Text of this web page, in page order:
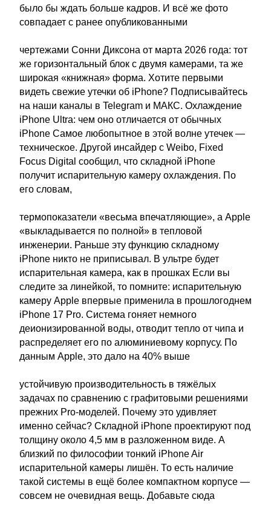
было бы ждать больше кадров. И всё же фото
совпадает с ранее опубликованными
чертежами Сонни Диксона от марта 2026 года: тот
же горизонтальный блок с двумя камерами, та же
широкая «книжная» форма. Хотите первыми
видеть свежие утечки об iPhone? Подписывайтесь
на наши каналы в Telegram и МАКС. Охлаждение
iPhone Ultra: чем оно отличается от обычных
iPhone Самое любопытное в этой волне утечек —
техническое. Другой инсайдер с Weibo, Fixed
Focus Digital сообщил, что складной iPhone
получит испарительную камеру охлаждения. По
его словам,
термопоказатели «весьма впечатляющие», а Apple
«выкладывается по полной» в тепловой
инженерии. Раньше эту функцию складному
iPhone никто не приписывал. В ультре будет
испарительная камера, как в прошках Если вы
следите за линейкой, то помните: испарительную
камеру Apple впервые применила в прошлогоднем
iPhone 17 Pro. Система гоняет немного
деионизированной воды, отводит тепло от чипа и
распределяет его по алюминиевому корпусу. По
данным Apple, это дало на 40% выше
устойчивую производительность в тяжёлых
задачах по сравнению с графитовыми решениями
прежних Pro-моделей. Почему это удивляет
именно сейчас? Складной iPhone проектируют под
толщину около 4,5 мм в разложенном виде. А
близкий по философии тонкий iPhone Air
испарительной камеры лишён. То есть наличие
такой системы в ещё более компактном корпусе —
совсем не очевидная вещь. Добавьте сюда